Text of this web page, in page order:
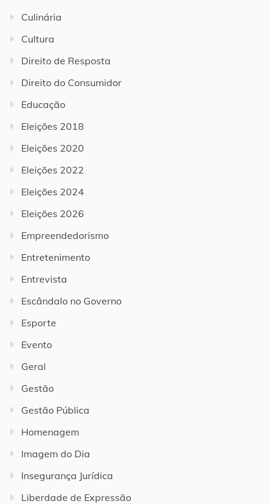
Culinária
Cultura
Direito de Resposta
Direito do Consumidor
Educação
Eleições 2018
Eleições 2020
Eleições 2022
Eleições 2024
Eleições 2026
Empreendedorismo
Entretenimento
Entrevista
Escândalo no Governo
Esporte
Evento
Geral
Gestão
Gestão Pública
Homenagem
Imagem do Dia
Insegurança Jurídica
Liberdade de Expressão